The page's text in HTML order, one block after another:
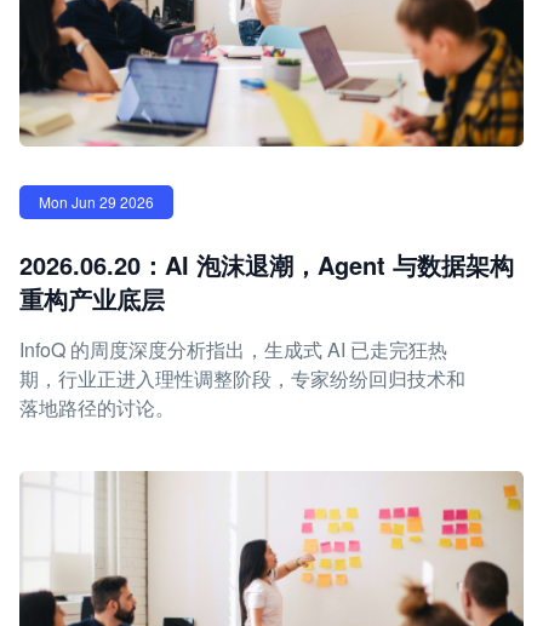
Mon Jun 29 2026
2026.06.20：AI 泡沫退潮，Agent 与数据架构
重构产业底层
InfoQ 的周度深度分析指出，生成式 AI 已走完狂热
期，行业正进入理性调整阶段，专家纷纷回归技术和
落地路径的讨论。